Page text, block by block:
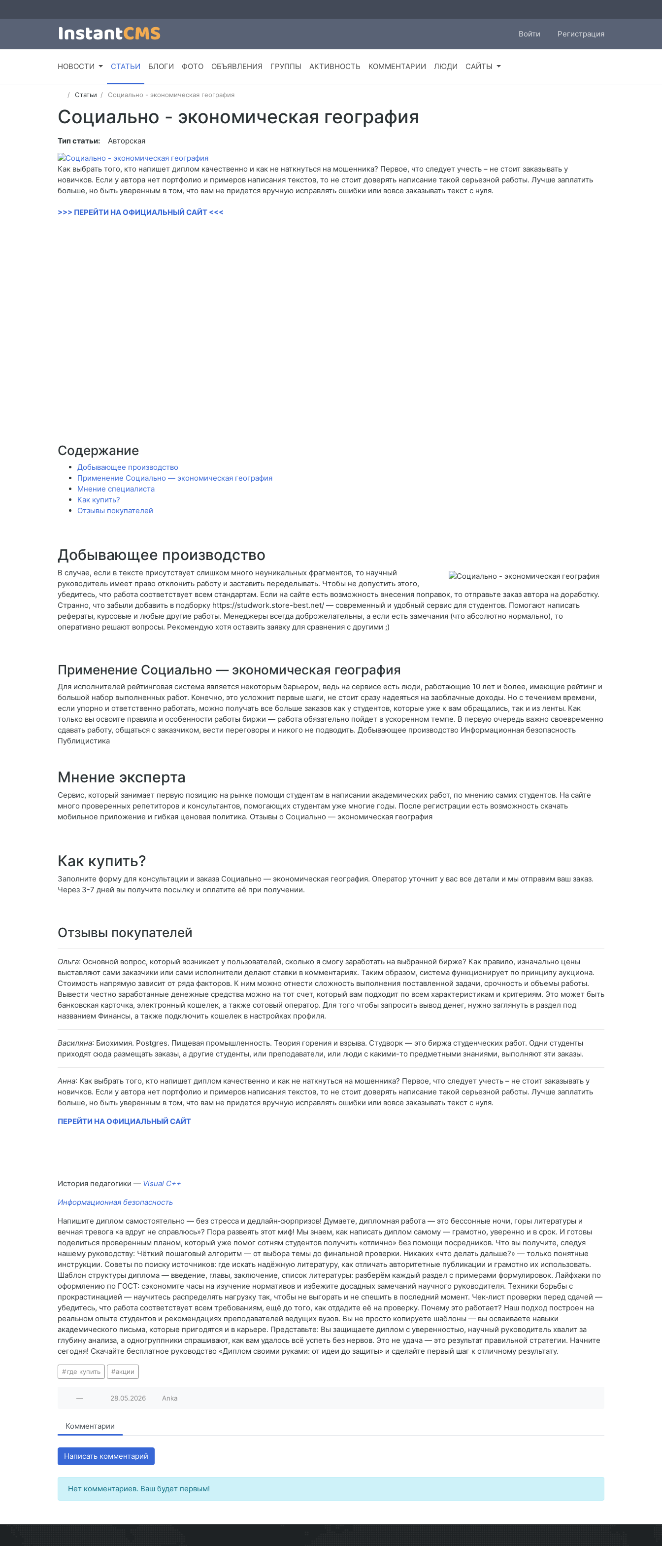
Войти Регистрация
НОВОСТИ СТАТЬИ БЛОГИ ФОТО ОБЪЯВЛЕНИЯ ГРУППЫ АКТИВНОСТЬ КОММЕНТАРИИ ЛЮДИ САЙТЫ
Статьи Социально - экономическая география
Социально - экономическая география
Тип статьи: Авторская
Как выбрать того, кто напишет диплом качественно и как не наткнуться на мошенника? Первое, что следует учесть – не стоит заказывать у
новичков. Если у автора нет портфолио и примеров написания текстов, то не стоит доверять написание такой серьезной работы. Лучше заплатить
больше, но быть уверенным в том, что вам не придется вручную исправлять ошибки или вовсе заказывать текст с нуля.
>>> ПЕРЕЙТИ НА ОФИЦИАЛЬНЫЙ САЙТ <<<
Содержание
Добывающее производство
Применение Социально — экономическая география
Мнение специалиста
Как купить?
Отзывы покупателей
Добывающее производство
В случае, если в тексте присутствует слишком много неуникальных фрагментов, то научный
руководитель имеет право отклонить работу и заставить переделывать. Чтобы не допустить этого,
убедитесь, что работа соответствует всем стандартам. Если на сайте есть возможность внесения поправок, то отправьте заказ автора на доработку.
Странно, что забыли добавить в подборку https://studwork.store-best.net/ — современный и удобный сервис для студентов. Помогают написать
рефераты, курсовые и любые другие работы. Менеджеры всегда доброжелательны, а если есть замечания (что абсолютно нормально), то
оперативно решают вопросы. Рекомендую хотя оставить заявку для сравнения с другими ;)
Применение Социально — экономическая география
Для исполнителей рейтинговая система является некоторым барьером, ведь на сервисе есть люди, работающие 10 лет и более, имеющие рейтинг и
большой набор выполненных работ. Конечно, это усложнит первые шаги, не стоит сразу надеяться на заоблачные доходы. Но с течением времени,
если упорно и ответственно работать, можно получать все больше заказов как у студентов, которые уже к вам обращались, так и из ленты. Как
только вы освоите правила и особенности работы биржи — работа обязательно пойдет в ускоренном темпе. В первую очередь важно своевременно
сдавать работу, общаться с заказчиком, вести переговоры и никого не подводить. Добывающее производство Информационная безопасность
Публицистика
Мнение эксперта
Сервис, который занимает первую позицию на рынке помощи студентам в написании академических работ, по мнению самих студентов. На сайте
много проверенных репетиторов и консультантов, помогающих студентам уже многие годы. После регистрации есть возможность скачать
мобильное приложение и гибкая ценовая политика. Отзывы о Социально — экономическая география
Как купить?
Заполните форму для консультации и заказа Социально — экономическая география. Оператор уточнит у вас все детали и мы отправим ваш заказ.
Через 3-7 дней вы получите посылку и оплатите её при получении.
Отзывы покупателей
Ольга: Основной вопрос, который возникает у пользователей, сколько я смогу заработать на выбранной бирже? Как правило, изначально цены
выставляют сами заказчики или сами исполнители делают ставки в комментариях. Таким образом, система функционирует по принципу аукциона.
Стоимость напрямую зависит от ряда факторов. К ним можно отнести сложность выполнения поставленной задачи, срочность и объемы работы.
Вывести честно заработанные денежные средства можно на тот счет, который вам подходит по всем характеристикам и критериям. Это может быть
банковская карточка, электронный кошелек, а также сотовый оператор. Для того чтобы запросить вывод денег, нужно заглянуть в раздел под
названием Финансы, а также подключить кошелек в настройках профиля.
Василина: Биохимия. Postgres. Пищевая промышленность. Теория горения и взрыва. Студворк — это биржа студенческих работ. Одни студенты
приходят сюда размещать заказы, а другие студенты, или преподаватели, или люди с какими-то предметными знаниями, выполняют эти заказы.
Анна: Как выбрать того, кто напишет диплом качественно и как не наткнуться на мошенника? Первое, что следует учесть – не стоит заказывать у
новичков. Если у автора нет портфолио и примеров написания текстов, то не стоит доверять написание такой серьезной работы. Лучше заплатить
больше, но быть уверенным в том, что вам не придется вручную исправлять ошибки или вовсе заказывать текст с нуля.
ПЕРЕЙТИ НА ОФИЦИАЛЬНЫЙ САЙТ
История педагогики — Visual C++
Информационная безопасность
Напишите диплом самостоятельно — без стресса и дедлайн‑сюрпризов! Думаете, дипломная работа — это бессонные ночи, горы литературы и
вечная тревога «а вдруг не справлюсь»? Пора развеять этот миф! Мы знаем, как написать диплом самому — грамотно, уверенно и в срок. И готовы
поделиться проверенным планом, который уже помог сотням студентов получить «отлично» без помощи посредников. Что вы получите, следуя
нашему руководству: Чёткий пошаговый алгоритм — от выбора темы до финальной проверки. Никаких «что делать дальше?» — только понятные
инструкции. Советы по поиску источников: где искать надёжную литературу, как отличать авторитетные публикации и грамотно их использовать.
Шаблон структуры диплома — введение, главы, заключение, список литературы: разберём каждый раздел с примерами формулировок. Лайфхаки по
оформлению по ГОСТ: сэкономите часы на изучение нормативов и избежите досадных замечаний научного руководителя. Техники борьбы с
прокрастинацией — научитесь распределять нагрузку так, чтобы не выгорать и не спешить в последний момент. Чек‑лист проверки перед сдачей —
убедитесь, что работа соответствует всем требованиям, ещё до того, как отдадите её на проверку. Почему это работает? Наш подход построен на
реальном опыте студентов и рекомендациях преподавателей ведущих вузов. Вы не просто копируете шаблоны — вы осваиваете навыки
академического письма, которые пригодятся и в карьере. Представьте: Вы защищаете диплом с уверенностью, научный руководитель хвалит за
глубину анализа, а одногруппники спрашивают, как вам удалось всё успеть без нервов. Это не удача — это результат правильной стратегии. Начните
сегодня! Скачайте бесплатное руководство «Диплом своими руками: от идеи до защиты» и сделайте первый шаг к отличному результату.
где купить акции
— 28.05.2026 Anka
Комментарии
Написать комментарий
Нет комментариев. Ваш будет первым!